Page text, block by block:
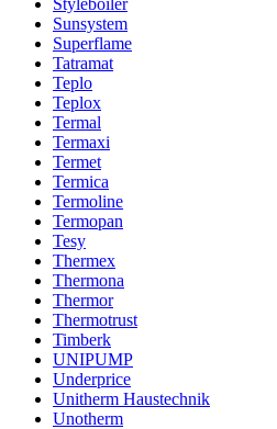
Sunsystem
Superflame
Tatramat
Teplo
Teplox
Termal
Termaxi
Termet
Termica
Termoline
Termopan
Tesy
Thermex
Thermona
Thermor
Thermotrust
Timberk
UNIPUMP
Underprice
Unitherm Haustechnik
Unotherm